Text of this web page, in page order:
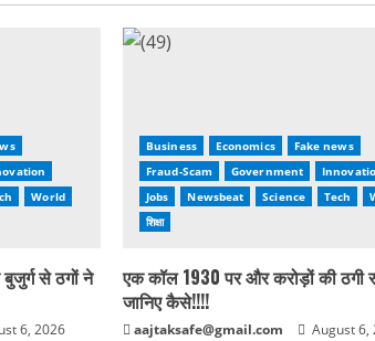
World
से ठगों ने
6, 2026
Business Economics
Fake news
Fraud-Scam
Government
Jobs
Newsbeat Science Tech
शिक्षा
एक कॉल 1930 पर और करोड़ों की ठगी
जानिए कैसे!!!!
aajtaksafe@gmail.com August 6,